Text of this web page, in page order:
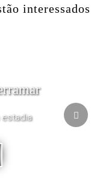
interessados